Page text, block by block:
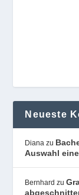
Neueste
Diana zu
Auswahl
Bernhard zu